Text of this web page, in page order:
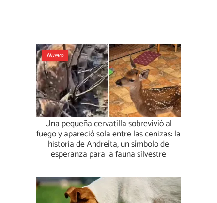
Nuevo
Una pequeña cervatilla sobrevivió al
fuego y apareció sola entre las cenizas: la
historia de Andreíta, un símbolo de
esperanza para la fauna silvestre